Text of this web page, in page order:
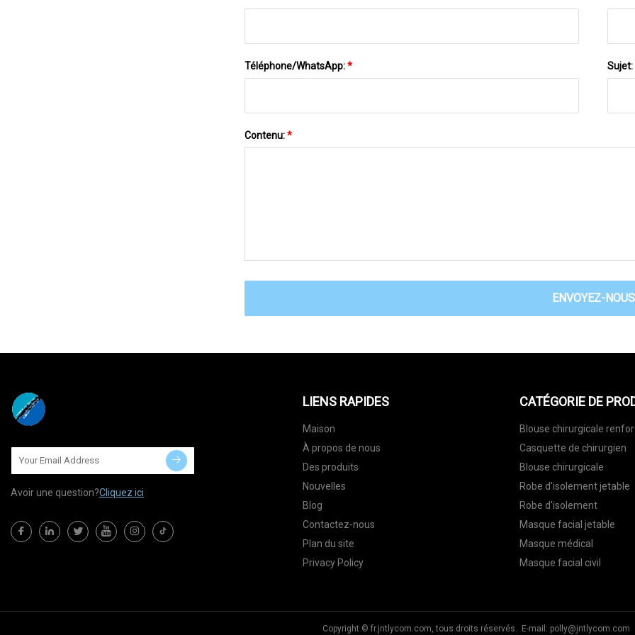
Téléphone/WhatsApp:* Sujet:
Contenu:*
ENVOYEZ-NOUS
Avoir une question?Cliquez ici
LIENS RAPIDES
Maison
À propos de nous
Des produits
Nouvelles
Blog
Contactez-nous
Plan du site
Privacy Policy
CATÉGORIE DE
Blouse chirurgicale
Casquette de chirurgien
Blouse chirurgicale
Robe d'isolement jetable
Robe d'isolement
Masque facial jetable
Masque médical
Masque facial civil
Copyright © fr.jntlycom.com, tous droits réservés. E-mail: polly@jntlycom.com